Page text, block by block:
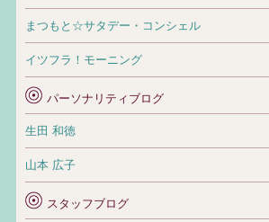
まつもと☆サタデー・コンシェル
イツフラ！モーニング
パーソナリティブログ
生田 和徳
山本 広子
スタッフブログ